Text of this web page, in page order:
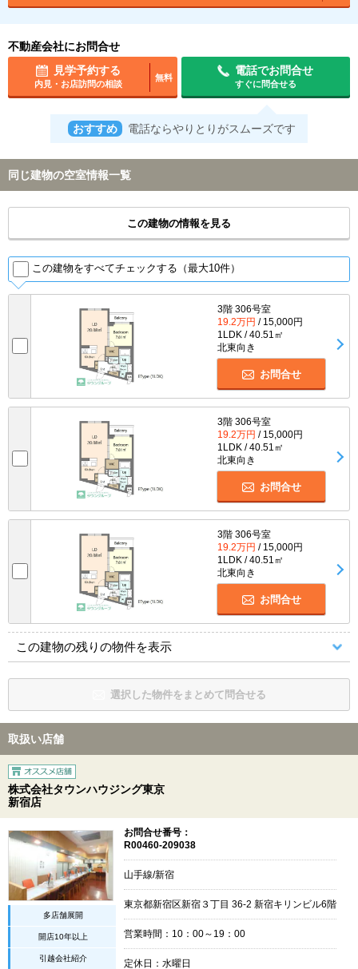
不動産会社にお問合せ
見学予約する
内見・お店訪問の相談
無料
電話でお問合せ
すぐに問合せる
おすすめ 電話ならやりとりがスムーズです
同じ建物の空室情報一覧
この建物の情報を見る
この建物をすべてチェックする（最大10件）
3階 306号室
19.2万円 / 15,000円
1LDK / 40.51㎡
北東向き
お問合せ
3階 306号室
19.2万円 / 15,000円
1LDK / 40.51㎡
北東向き
お問合せ
3階 306号室
19.2万円 / 15,000円
1LDK / 40.51㎡
北東向き
お問合せ
この建物の残りの物件を表示
選択した物件をまとめて問合せる
取扱い店舗
株式会社タウンハウジング東京
新宿店
多店舗展開
開店10年以上
引越会社紹介
お問合せ番号：
R00460-209038
山手線/新宿
東京都新宿区新宿３丁目 36-2 新宿キリンビル6階
営業時間：10：00～19：00
定休日：水曜日